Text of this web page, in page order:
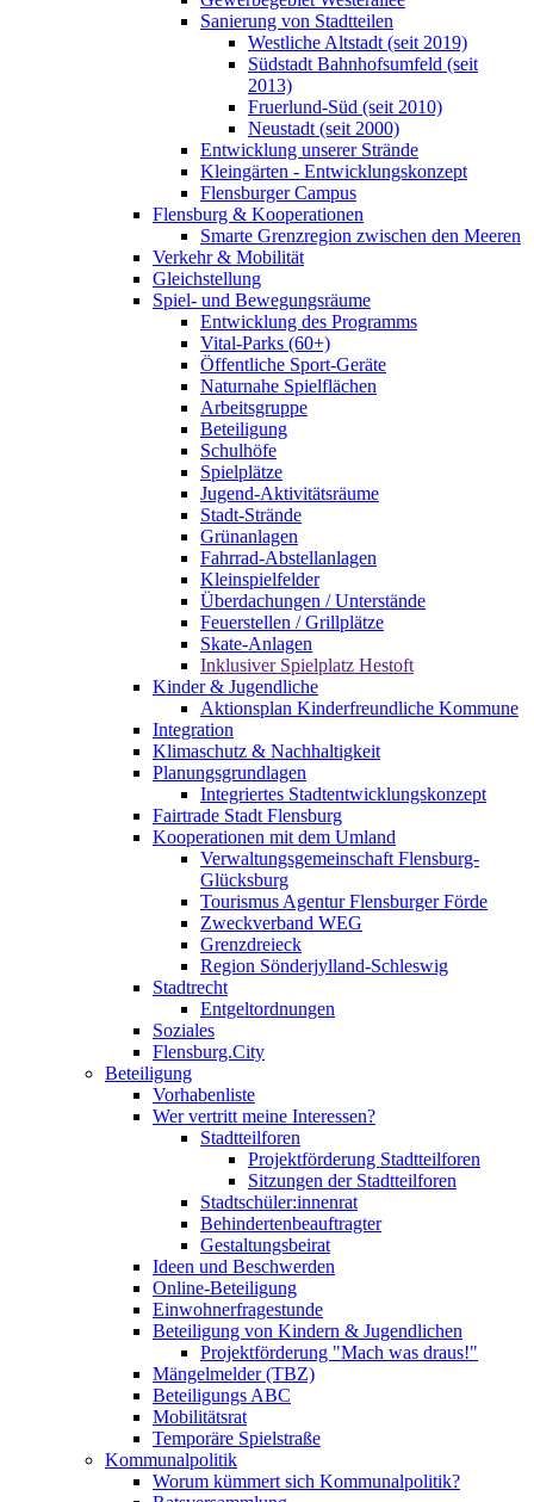
Sanierung von Stadtteilen
Westliche Altstadt (seit 2019)
Südstadt Bahnhofsumfeld (seit
2013)
Fruerlund-Süd (seit 2010)
Neustadt (seit 2000)
Entwicklung unserer Strände
Kleingärten - Entwicklungskonzept
Flensburger Campus
Flensburg & Kooperationen
Smarte Grenzregion zwischen den Meeren
Verkehr & Mobilität
Gleichstellung
Spiel- und Bewegungsräume
Entwicklung des Programms
Vital-Parks (60+)
Öffentliche Sport-Geräte
Naturnahe Spielflächen
Arbeitsgruppe
Beteiligung
Schulhöfe
Spielplätze
Jugend-Aktivitätsräume
Stadt-Strände
Grünanlagen
Fahrrad-Abstellanlagen
Kleinspielfelder
Überdachungen / Unterstände
Feuerstellen / Grillplätze
Skate-Anlagen
Inklusiver Spielplatz Hestoft
Kinder & Jugendliche
Aktionsplan Kinderfreundliche Kommune
Integration
Klimaschutz & Nachhaltigkeit
Planungsgrundlagen
Integriertes Stadtentwicklungskonzept
Fairtrade Stadt Flensburg
Kooperationen mit dem Umland
Verwaltungsgemeinschaft Flensburg-
Glücksburg
Tourismus Agentur Flensburger Förde
Zweckverband WEG
Grenzdreieck
Region Sönderjylland-Schleswig
Stadtrecht
Entgeltordnungen
Soziales
Flensburg.City
Beteiligung
Vorhabenliste
Wer vertritt meine Interessen?
Stadtteilforen
Projektförderung Stadtteilforen
Sitzungen der Stadtteilforen
Stadtschüler:innenrat
Behindertenbeauftragter
Gestaltungsbeirat
Ideen und Beschwerden
Online-Beteiligung
Einwohnerfragestunde
Beteiligung von Kindern & Jugendlichen
Projektförderung "Mach was draus!"
Mängelmelder (TBZ)
Beteiligungs ABC
Mobilitätsrat
Temporäre Spielstraße
Kommunalpolitik
Worum kümmert sich Kommunalpolitik?